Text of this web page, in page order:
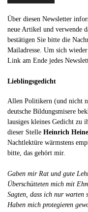
Über diesen Newsletter
neue Artikel und verwende
bestätigen Sie bitte die
Mailadresse. Um sich
Link am Ende jedes
Lieblingsgedicht
Allen Politikern (und nicht
deutsche Bildungsmisere
lausiges kleines Gedicht zu
dieser Stelle Heinrich Heine
Nachtlektüre wärmstens
bitte, das gehört mir.
Gaben mir Rat und gute
Überschütteten mich mit
Sagten, dass ich nur warten
Haben mich protegieren